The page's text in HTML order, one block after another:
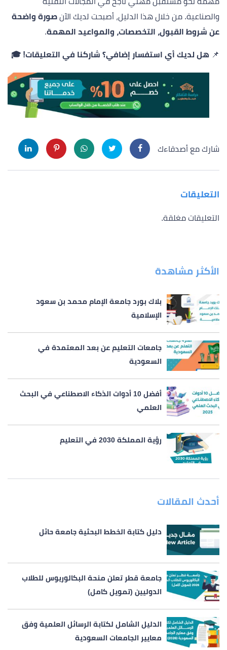
والصناعية. من خلال هذا الدليل، أصبحت لديك الآن صورة واضحة
عن شروط القبول، التخصصات، والمواعيد المهمة.
📌 هل لديك أي استفسار إضافي؟ شاركنا في التعليقات! 🎓
شارك مع أصدقاءك
التعليقات
التعليقات مغلقة.
الأكثر مشاهدة
بلاك بورد جامعة الإمام محمد بن سعود
الإسلامية
جامعات التعليم عن بعد المعتمدة في
السعودية
أفضل 10 أدوات الذكاء الاصطناعي في البحث
العلمي
رؤية المملكة 2030 في التعليم
أحدث المقالات
دليل كتابة الخطط البحثية جامعة حائل
جامعة قطر تعلن منحة البكالوريوس للطلاب
الدوليين (تمويل كامل)
الدليل الشامل لكتابة الرسائل العلمية وفق
معايير الجامعات السعودية